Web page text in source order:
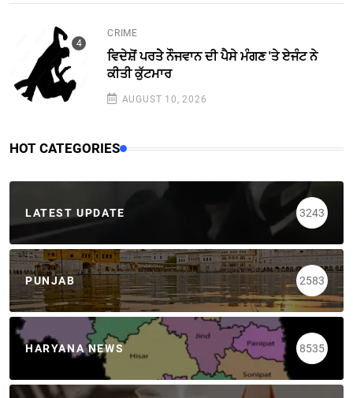
CRIME
ਵਿਦੇਸ਼ੋਂ ਪਰਤੇੇ ਨੌਜਵਾਨ ਦੀ ਪੈਸੇ ਮੰਗਣ 'ਤੇ ਏਜੰਟ ਨੇ
ਕੀਤੀ ਕੁੱਟਮਾਰ
AUGUST 10, 2026
HOT CATEGORIES
LATEST UPDATE 3243
PUNJAB 2583
HARYANA NEWS 8535